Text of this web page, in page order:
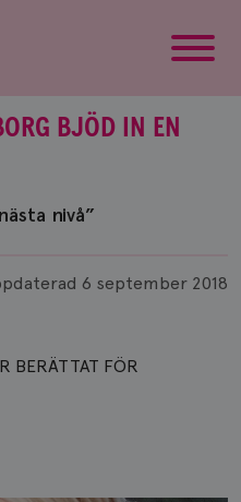
BJÖD IN EN
nivå”
6 september 2018
BERÄTTAT FÖR